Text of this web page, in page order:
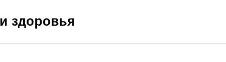
здоровья